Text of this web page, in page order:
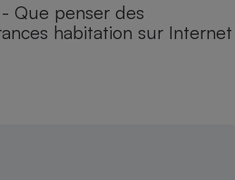
Que penser des
habitation sur Internet